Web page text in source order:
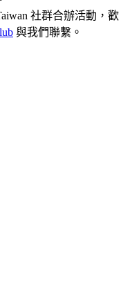
社群合辦活動，歡
與我們聯繫。